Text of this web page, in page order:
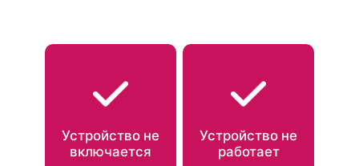
Устройство не
включается
Устройство не
работает